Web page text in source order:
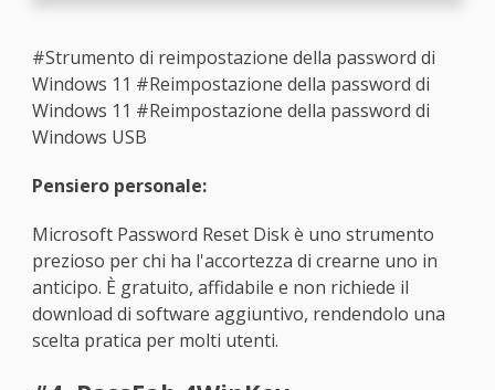
#Strumento di reimpostazione della password di
Windows 11 #Reimpostazione della password di
Windows 11 #Reimpostazione della password di
Windows USB
Pensiero personale:
Microsoft Password Reset Disk è uno strumento
prezioso per chi ha l'accortezza di crearne uno in
anticipo. È gratuito, affidabile e non richiede il
download di software aggiuntivo, rendendolo una
scelta pratica per molti utenti.